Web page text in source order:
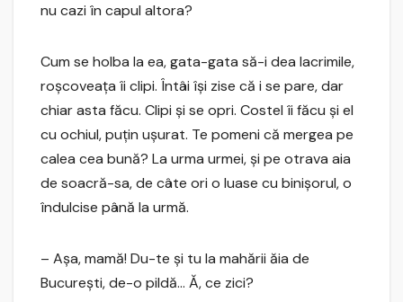
nu cazi în capul altora?
Cum se holba la ea, gata-gata să-i dea lacrimile,
roşcoveaţa îi clipi. Întâi îşi zise că i se pare, dar
chiar asta făcu. Clipi şi se opri. Costel îi făcu şi el
cu ochiul, puţin uşurat. Te pomeni că mergea pe
calea cea bună? La urma urmei, şi pe otrava aia
de soacră-sa, de câte ori o luase cu binişorul, o
îndulcise până la urmă.
– Aşa, mamă! Du-te şi tu la mahării ăia de
Bucureşti, de-o pildă… Ă, ce zici?